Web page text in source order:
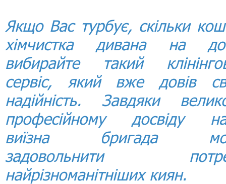
Якщо Вас турбує, скільки
хімчистка дивана на
вибирайте такий
сервіс, який вже довів
надійність. Завдяки
професійному досвіду
виїзна бригада
задовольнити
найрізноманітніших киян.